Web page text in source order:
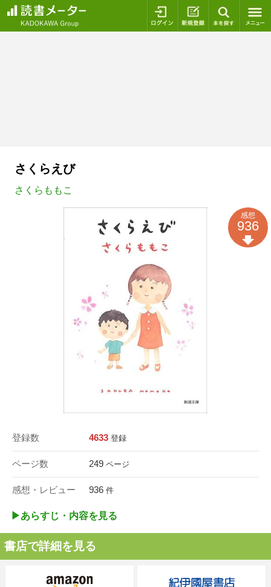
ログイン 新規登録
さくらえび
さくらももこ
登録数 4633 登録
ページ数 249 ページ
感想・レビュー 936 件
感想
936
▶︎あらすじ・内容を見る
書店で詳細を見る